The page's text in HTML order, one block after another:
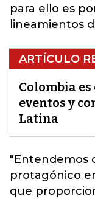
para ello es
lineamientos
ARTÍCULO
Colombia
eventos y
Latina
"Entendemos
protagónico
que